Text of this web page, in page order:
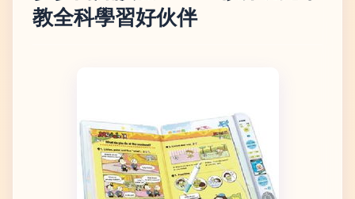
教全科學習好伙伴